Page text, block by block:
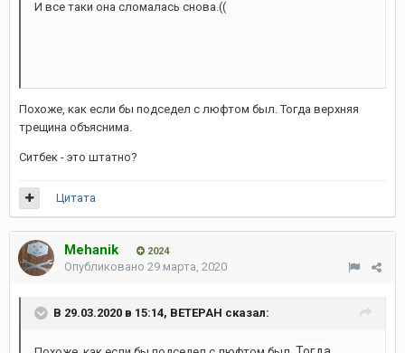
И все таки она сломалась снова.((
Похоже, как если бы подседел с люфтом был. Тогда верхняя
трещина объяснима.
Ситбек - это штатно?
Цитата
Mehanik 2024
Опубликовано 29 марта, 2020
В 29.03.2020 в 15:14, ВЕТЕРАН сказал: